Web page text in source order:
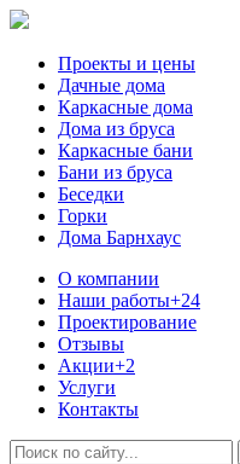
Проекты и цены
Дачные дома
Каркасные дома
Дома из бруса
Каркасные бани
Бани из бруса
Беседки
Горки
Дома Барнхаус
О компании
Наши работы+24
Проектирование
Отзывы
Акции+2
Услуги
Контакты